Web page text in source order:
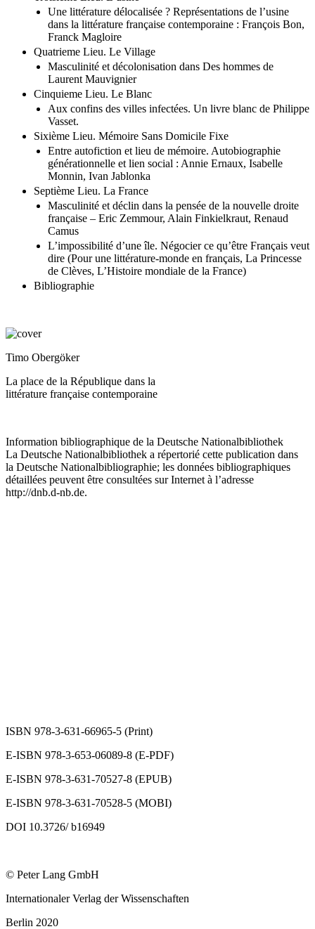
Une littérature délocalisée ? Représentations de l’usine
dans la littérature française contemporaine : François Bon,
Franck Magloire
Quatrieme Lieu. Le Village
Masculinité et décolonisation dans Des hommes de
Laurent Mauvignier
Cinquieme Lieu. Le Blanc
Aux confins des villes infectées. Un livre blanc de Philippe
Vasset.
Sixième Lieu. Mémoire Sans Domicile Fixe
Entre autofiction et lieu de mémoire. Autobiographie
générationnelle et lien social : Annie Ernaux, Isabelle
Monnin, Ivan Jablonka
Septième Lieu. La France
Masculinité et déclin dans la pensée de la nouvelle droite
française – Eric Zemmour, Alain Finkielkraut, Renaud
Camus
L’impossibilité d’une île. Négocier ce qu’être Français veut
dire (Pour une littérature-monde en français, La Princesse
de Clèves, L’Histoire mondiale de la France)
Bibliographie
Timo Obergöker
La place de la République dans la
littérature française contemporaine
Information bibliographique de la Deutsche Nationalbibliothek
La Deutsche Nationalbibliothek a répertorié cette publication dans
la Deutsche Nationalbibliographie; les données bibliographiques
détaillées peuvent être consultées sur Internet à l’adresse
http://dnb.d-nb.de.
ISBN 978-3-631-66965-5 (Print)
E-ISBN 978-3-653-06089-8 (E-PDF)
E-ISBN 978-3-631-70527-8 (EPUB)
E-ISBN 978-3-631-70528-5 (MOBI)
DOI 10.3726/ b16949
© Peter Lang GmbH
Internationaler Verlag der Wissenschaften
Berlin 2020